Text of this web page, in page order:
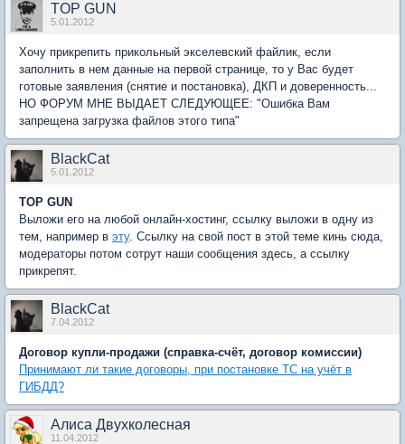
TOP GUN
5.01.2012
Хочу прикрепить прикольный экселевский файлик, если
заполнить в нем данные на первой странице, то у Вас будет
готовые заявления (снятие и постановка), ДКП и доверенность...
НО ФОРУМ МНЕ ВЫДАЕТ СЛЕДУЮЩЕЕ: "Ошибка Вам
запрещена загрузка файлов этого типа"
BlackCat
5.01.2012
TOP GUN
Выложи его на любой онлайн-хостинг, ссылку выложи в одну из
тем, например в эту. Ссылку на свой пост в этой теме кинь сюда,
модераторы потом сотрут наши сообщения здесь, а ссылку
прикрепят.
BlackCat
7.04.2012
Договор купли-продажи (справка-счёт, договор комиссии)
Принимают ли такие договоры, при постановке ТС на учёт в
ГИБДД?
Алиса Двухколесная
11.04.2012